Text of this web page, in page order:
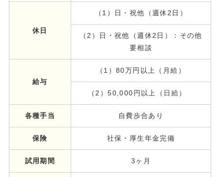
休日
（1）日・祝他（週休2日）
（2）日・祝他（週休2日）：その他
要相談
給与
（1）80万円以上（月給）
（2）50,000円以上（日給）
各種手当 自費歩合あり
保険 社保・厚生年金完備
試用期間 3ヶ月